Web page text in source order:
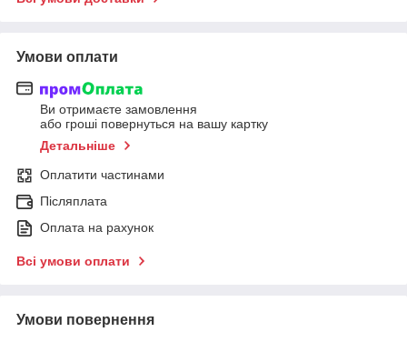
Умови оплати
Ви отримаєте замовлення
або гроші повернуться на вашу картку
Детальніше
Оплатити частинами
Післяплата
Оплата на рахунок
Всі умови оплати
Умови повернення